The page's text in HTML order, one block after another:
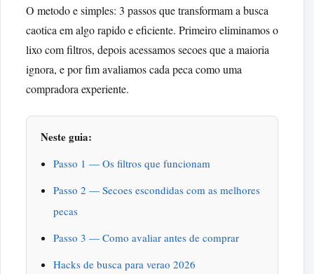
O metodo e simples: 3 passos que transformam a busca
caotica em algo rapido e eficiente. Primeiro eliminamos o
lixo com filtros, depois acessamos secoes que a maioria
ignora, e por fim avaliamos cada peca como uma
compradora experiente.
Neste guia:
Passo 1 — Os filtros que funcionam
Passo 2 — Secoes escondidas com as melhores
pecas
Passo 3 — Como avaliar antes de comprar
Hacks de busca para verao 2026